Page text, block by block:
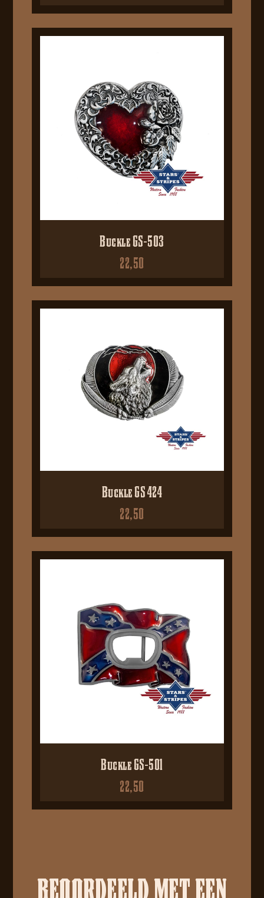
Buckle GS-503
22,50
Buckle GS 424
22,50
Buckle GS-501
22,50
BEOORDEELD MET EEN